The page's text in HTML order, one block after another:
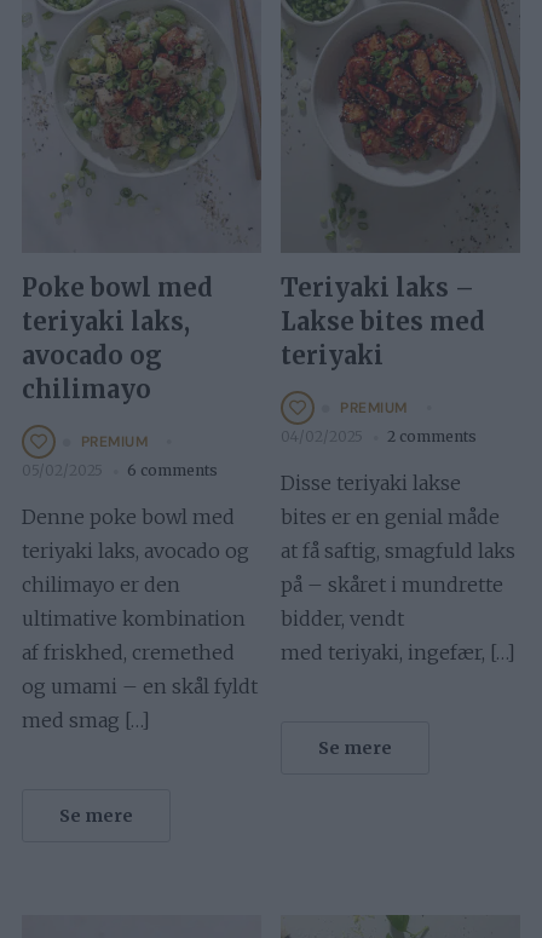
Poke bowl med
teriyaki laks,
avocado og
chilimayo
PREMIUM
05/02/2025 6 comments
Denne poke bowl med
teriyaki laks, avocado og
chilimayo er den
ultimative kombination
af friskhed, cremethed
og umami – en skål fyldt
med smag […]
Se mere
Teriyaki laks –
Lakse bites med
teriyaki
PREMIUM
04/02/2025 2 comments
Disse teriyaki lakse
bites er en genial måde
at få saftig, smagfuld laks
på – skåret i mundrette
bidder, vendt
med teriyaki, ingefær, […]
Se mere